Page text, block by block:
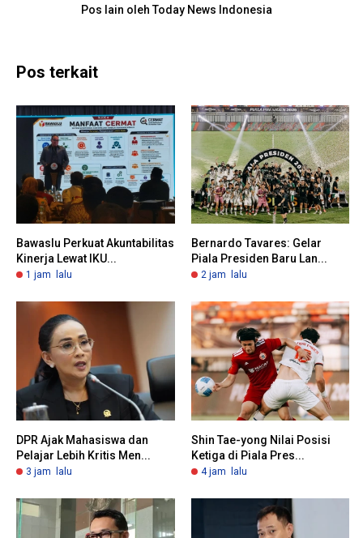
Pos lain oleh Today News Indonesia
Pos terkait
Bawaslu Perkuat Akuntabilitas
Kinerja Lewat IKU...
1 jam lalu
Bernardo Tavares: Gelar
Piala Presiden Baru Lan...
2 jam lalu
DPR Ajak Mahasiswa dan
Pelajar Lebih Kritis Men...
3 jam lalu
Shin Tae-yong Nilai Posisi
Ketiga di Piala Pres...
4 jam lalu